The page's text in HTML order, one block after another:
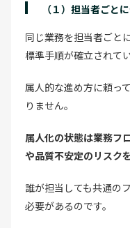
（１）担当者ごと
同じ業務を担当者ごと
標準手順が確立されて
属人的な進め方に頼っ
りません。
属人化の状態は業務フ
や品質不安定のリスク
誰が担当しても共通の
必要があるのです。